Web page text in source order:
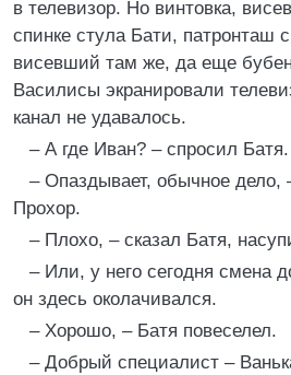
в телевизор. Но винтовка,
спинке стула Бати, патронташ
висевший там же, да еще
Василисы экранировали
канал не удавалось.
– А где Иван? – спросил Батя.
– Опаздывает, обычное дело,
Прохор.
– Плохо, – сказал Батя,
– Или, у него сегодня смена
он здесь околачивался.
– Хорошо, – Батя повеселел.
– Добрый специалист –